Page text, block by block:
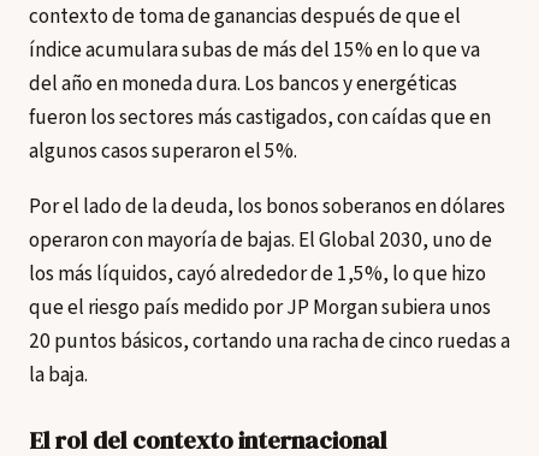
contexto de toma de ganancias después de que el
índice acumulara subas de más del 15% en lo que va
del año en moneda dura. Los bancos y energéticas
fueron los sectores más castigados, con caídas que en
algunos casos superaron el 5%.
Por el lado de la deuda, los bonos soberanos en dólares
operaron con mayoría de bajas. El Global 2030, uno de
los más líquidos, cayó alrededor de 1,5%, lo que hizo
que el riesgo país medido por JP Morgan subiera unos
20 puntos básicos, cortando una racha de cinco ruedas a
la baja.
El rol del contexto internacional